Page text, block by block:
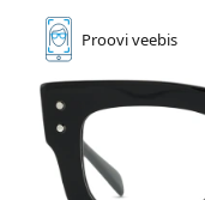
Prooviveebis